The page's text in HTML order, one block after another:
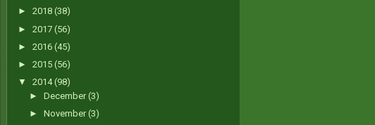
► 2018 (38)
► 2017 (56)
► 2016 (45)
► 2015 (56)
▼ 2014(98)
► December(3)
► November(3)